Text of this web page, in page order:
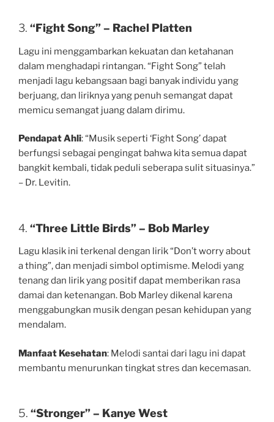
3. “Fight Song” – Rachel Platten
Lagu ini menggambarkan kekuatan dan ketahanan
dalam menghadapi rintangan. “Fight Song” telah
menjadi lagu kebangsaan bagi banyak individu yang
berjuang, dan liriknya yang penuh semangat dapat
memicu semangat juang dalam dirimu.
Pendapat Ahli: “Musik seperti ‘Fight Song’ dapat
berfungsi sebagai pengingat bahwa kita semua dapat
bangkit kembali, tidak peduli seberapa sulit situasinya.”
– Dr. Levitin.
4. “Three Little Birds” – Bob Marley
Lagu klasik ini terkenal dengan lirik “Don’t worry about
a thing”, dan menjadi simbol optimisme. Melodi yang
tenang dan lirik yang positif dapat memberikan rasa
damai dan ketenangan. Bob Marley dikenal karena
menggabungkan musik dengan pesan kehidupan yang
mendalam.
Manfaat Kesehatan: Melodi santai dari lagu ini dapat
membantu menurunkan tingkat stres dan kecemasan.
5. “Stronger” – Kanye West